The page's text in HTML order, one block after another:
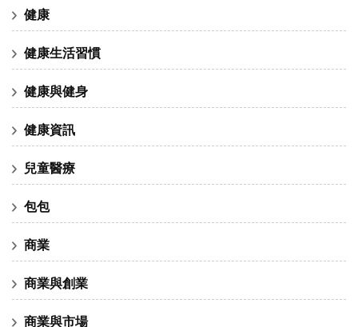
健康
健康生活習慣
健康與健身
健康資訊
兒童醫療
包包
商業
商業與創業
商業與市場